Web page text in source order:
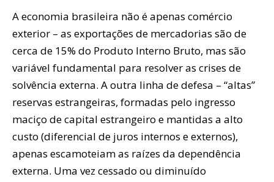
A economia brasileira não é apenas comércio
exterior – as exportações de mercadorias são de
cerca de 15% do Produto Interno Bruto, mas são
variável fundamental para resolver as crises de
solvência externa. A outra linha de defesa – “altas”
reservas estrangeiras, formadas pelo ingresso
maciço de capital estrangeiro e mantidas a alto
custo (diferencial de juros internos e externos),
apenas escamoteiam as raízes da dependência
externa. Uma vez cessado ou diminuído